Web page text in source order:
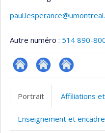
Autre numéro : 514 890-
ResearchGate
Site
l’unité
de
Autre
site
Portrait Affiliations
Enseignement et